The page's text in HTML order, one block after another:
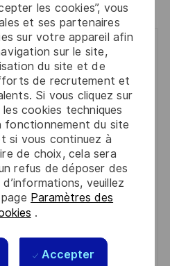
les cookies”, vous
et ses partenaires
sur votre appareil afin
sur le site,
du site et de
de recrutement et
Si vous cliquez sur
cookies techniques
fonctionnement du site
si vous continuez à
de choix, cela sera
refus de déposer des
veuillez
Paramètres des
.
Accepter
jobs
a week
de traitement des
Activer